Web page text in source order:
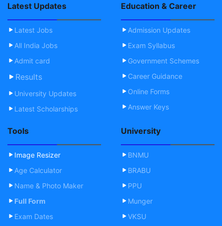
Latest Updates
Latest Jobs
All India Jobs
Admit card
Results
University Updates
Latest Scholarships
Education & Career
Admission Updates
Exam Syllabus
Government Schemes
Career Guidance
Online Forms
Answer Keys
Tools
Image Resizer
Age Calculator
Name & Photo Maker
Full Form
Exam Dates
University
BNMU
BRABU
PPU
Munger
VKSU